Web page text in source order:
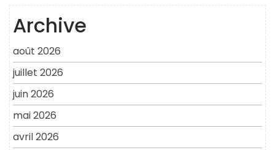
Archive
août 2026
juillet 2026
juin 2026
mai 2026
avril 2026